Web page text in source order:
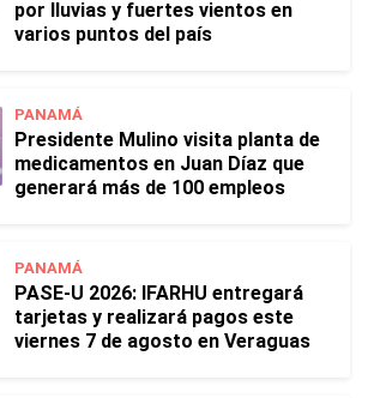
por lluvias y fuertes vientos en
varios puntos del país
PANAMÁ
Presidente Mulino visita planta de
medicamentos en Juan Díaz que
generará más de 100 empleos
PANAMÁ
PASE-U 2026: IFARHU entregará
tarjetas y realizará pagos este
viernes 7 de agosto en Veraguas